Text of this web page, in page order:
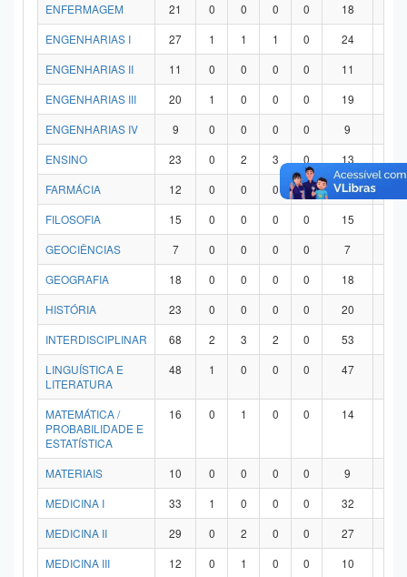
ENFERMAGEM
21 0 0 0 0 18
ENGENHARIAS I
27 1 1 1 0 24
ENGENHARIAS II
11 0 0 0 0 11
ENGENHARIAS III
20 1 0 0 0 19
ENGENHARIAS IV
9 0 0 0 0 9
ENSINO
23 0 2 3 0 13
FARMÁCIA
12 0 0 0 0 12
FILOSOFIA
15 0 0 0 0 15
GEOCIÊNCIAS
7 0 0 0 0 7
GEOGRAFIA
18 0 0 0 0 18
HISTÓRIA
23 0 0 0 0 20
INTERDISCIPLINAR
68 2 3 2 0 53
LINGUÍSTICA E
LITERATURA
48 1 0 0 0 47
MATEMÁTICA /
PROBABILIDADE E
ESTATÍSTICA
16 0 1 0 0 14
MATERIAIS 10 0 0 0 0 9
MEDICINA I
33 1 0 0 0 32
MEDICINA II
29 0 2 0 0 27
MEDICINA III
12 0 1 0 0 10